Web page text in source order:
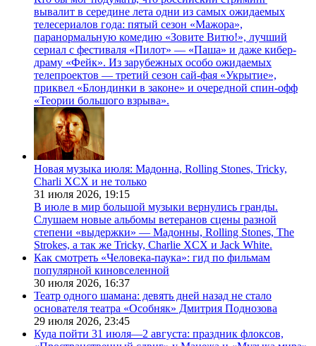
вывалит в середине лета одни из самых ожидаемых
телесериалов года: пятый сезон «Мажора»,
паранормальную комедию «Зовите Витю!», лучший
сериал с фестиваля «Пилот» — «Паша» и даже кибер-
драму «Фейк». Из зарубежных особо ожидаемых
телепроектов — третий сезон сай-фая «Укрытие»,
приквел «Блондинки в законе» и очередной спин-офф
«Теории большого взрыва».
Новая музыка июля: Мадонна, Rolling Stones, Tricky,
Charli XCX и не только
31 июля 2026, 19:15
В июле в мир большой музыки вернулись гранды.
Слушаем новые альбомы ветеранов сцены разной
степени «выдержки» — Мадонны, Rolling Stones, The
Strokes, а так же Tricky, Charlie XCX и Jack White.
Как смотреть «Человека-паука»: гид по фильмам
популярной киновселенной
30 июля 2026, 16:37
Театр одного шамана: девять дней назад не стало
основателя театра «Особняк» Дмитрия Поднозова
29 июля 2026, 23:45
Куда пойти 31 июля—2 августа: праздник флоксов,